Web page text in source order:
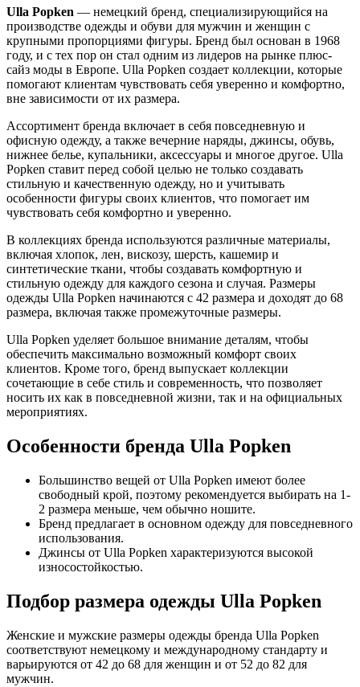
Ulla Popken — немецкий бренд, специализирующийся на
производстве одежды и обуви для мужчин и женщин с
крупными пропорциями фигуры. Бренд был основан в 1968
году, и с тех пор он стал одним из лидеров на рынке плюс-
сайз моды в Европе. Ulla Popken создает коллекции, которые
помогают клиентам чувствовать себя уверенно и комфортно,
вне зависимости от их размера.
Ассортимент бренда включает в себя повседневную и
офисную одежду, а также вечерние наряды, джинсы, обувь,
нижнее белье, купальники, аксессуары и многое другое. Ulla
Popken ставит перед собой целью не только создавать
стильную и качественную одежду, но и учитывать
особенности фигуры своих клиентов, что помогает им
чувствовать себя комфортно и уверенно.
В коллекциях бренда используются различные материалы,
включая хлопок, лен, вискозу, шерсть, кашемир и
синтетические ткани, чтобы создавать комфортную и
стильную одежду для каждого сезона и случая. Размеры
одежды Ulla Popken начинаются с 42 размера и доходят до 68
размера, включая также промежуточные размеры.
Ulla Popken уделяет большое внимание деталям, чтобы
обеспечить максимально возможный комфорт своих
клиентов. Кроме того, бренд выпускает коллекции
сочетающие в себе стиль и современность, что позволяет
носить их как в повседневной жизни, так и на официальных
мероприятиях.
Особенности бренда Ulla Popken
Большинство вещей от Ulla Popken имеют более
свободный крой, поэтому рекомендуется выбирать на 1-
2 размера меньше, чем обычно ношите.
Бренд предлагает в основном одежду для повседневного
использования.
Джинсы от Ulla Popken характеризуются высокой
износостойкостью.
Подбор размера одежды Ulla Popken
Женские и мужские размеры одежды бренда Ulla Popken
соответствуют немецкому и международному стандарту и
варьируются от 42 до 68 для женщин и от 52 до 82 для
мужчин.